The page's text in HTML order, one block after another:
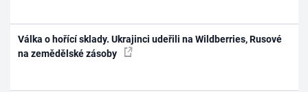
Válka o hořící sklady. Ukrajinci udeřili na Wildberries, Rusové
na zemědělské zásoby